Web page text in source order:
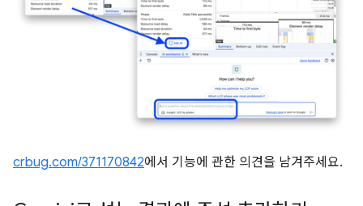
crbug.com/371170842에서 기능에 관한 의견을 남겨주세요.